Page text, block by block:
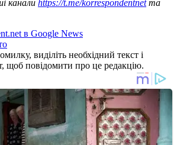
канали https://t.me/korrespondentnetта
в Google News
виділіть необхідний текст і
щоб повідомити про це редакцію.